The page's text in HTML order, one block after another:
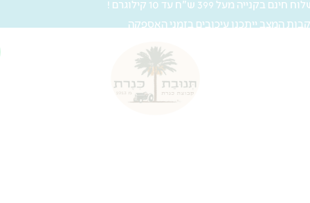
חינם בקנייה מעל 399 ש"ח עד 10 קילוגרם !
המצב ייתכנו עיכובים בזמני האספקה